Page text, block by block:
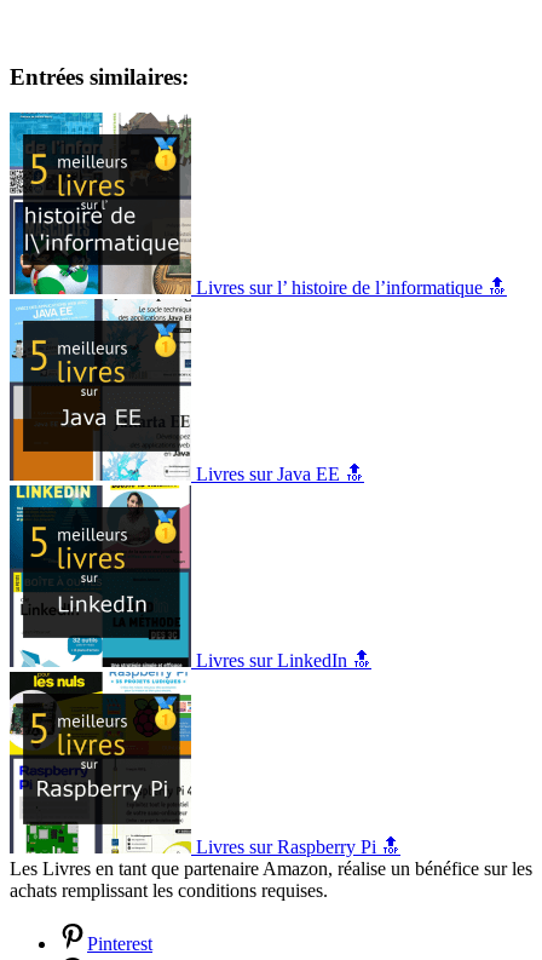
Entrées similaires:
Livres sur l’ histoire de l’informatique 🔝
Livres sur Java EE 🔝
Livres sur LinkedIn 🔝
Livres sur Raspberry Pi 🔝
Les Livres en tant que partenaire Amazon, réalise un bénéfice sur les
achats remplissant les conditions requises.
Pinterest